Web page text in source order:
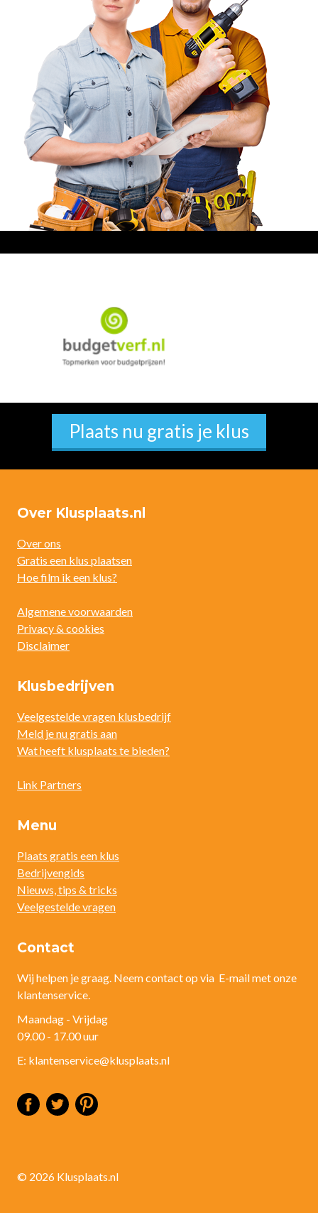
Plaats nu gratis je klus
Over Klusplaats.nl
Over ons
Gratis een klus plaatsen
Hoe film ik een klus?
Algemene voorwaarden
Privacy & cookies
Disclaimer
Klusbedrijven
Veelgestelde vragen klusbedrijf
Meld je nu gratis aan
Wat heeft klusplaats te bieden?
Link Partners
Menu
Plaats gratis een klus
Bedrijvengids
Nieuws, tips & tricks
Veelgestelde vragen
Contact
Wij helpen je graag. Neem contact op via E-mail met onze
klantenservice.
Maandag - Vrijdag
09.00 - 17.00 uur
E: klantenservice@klusplaats.nl
© 2026 Klusplaats.nl